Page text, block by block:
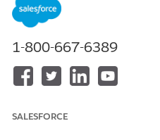
首頁
研究研究
照護計畫網站
醫療照護提供者
醫療照護機構
評估
照護網站探索者可搜尋欄位
1-800-667-6389
SALESFORCE